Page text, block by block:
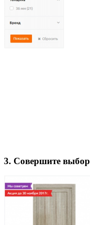
3. Совершите выбор